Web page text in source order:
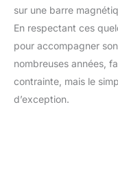
sur une barre
En respectant ces
pour accompagner
nombreuses années,
contrainte, mais le
d’exception.